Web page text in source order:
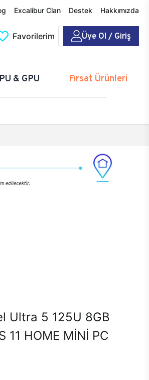
Excalibur Clan Destek Hakkımızda
Favorilerim Üye Ol / Giriş
& GPU Fırsat Ürünleri
Ultra 5 125U 8GB
11 HOME MİNİ PC